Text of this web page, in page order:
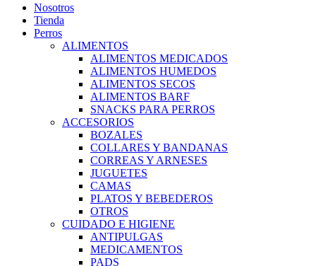
Nosotros
Tienda
Perros
ALIMENTOS
ALIMENTOS MEDICADOS
ALIMENTOS HUMEDOS
ALIMENTOS SECOS
ALIMENTOS BARF
SNACKS PARA PERROS
ACCESORIOS
BOZALES
COLLARES Y BANDANAS
CORREAS Y ARNESES
JUGUETES
CAMAS
PLATOS Y BEBEDEROS
OTROS
CUIDADO E HIGIENE
ANTIPULGAS
MEDICAMENTOS
PADS